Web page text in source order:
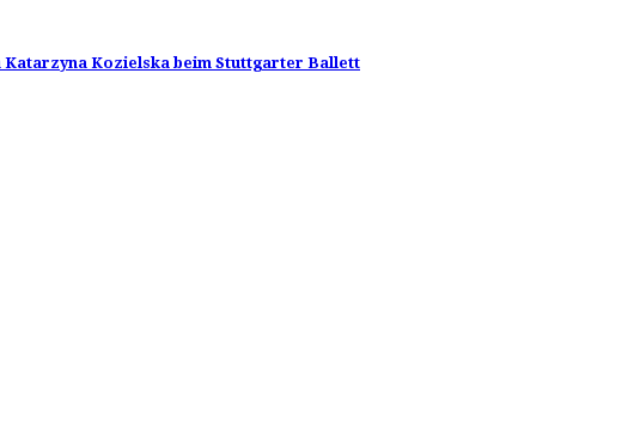
Katarzyna Kozielska beim Stuttgarter Ballett